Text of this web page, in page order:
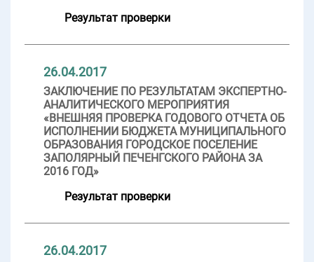
Результат проверки
26.04.2017
ЗАКЛЮЧЕНИЕ ПО РЕЗУЛЬТАТАМ ЭКСПЕРТНО-
АНАЛИТИЧЕСКОГО МЕРОПРИЯТИЯ
«ВНЕШНЯЯ ПРОВЕРКА ГОДОВОГО ОТЧЕТА ОБ
ИСПОЛНЕНИИ БЮДЖЕТА МУНИЦИПАЛЬНОГО
ОБРАЗОВАНИЯ ГОРОДСКОЕ ПОСЕЛЕНИЕ
ЗАПОЛЯРНЫЙ ПЕЧЕНГСКОГО РАЙОНА ЗА
2016 ГОД»
Результат проверки
26.04.2017